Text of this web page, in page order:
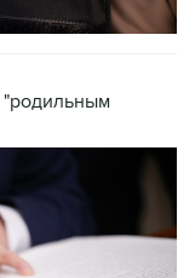
"родильным